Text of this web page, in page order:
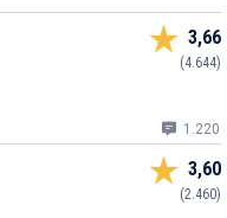
3,66
(4.644)
1.220
3,60
(2.460)